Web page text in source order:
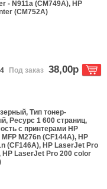
- N911a (CM749A), HP
(CM752A)
Под заказ 38,00р
, Типтонер-
, Ресурс1 600 страниц,
с принтерами HP
M276n (CF144A), HP
(CF146A), HP LaserJet Pro
HP LaserJet Pro 200 color